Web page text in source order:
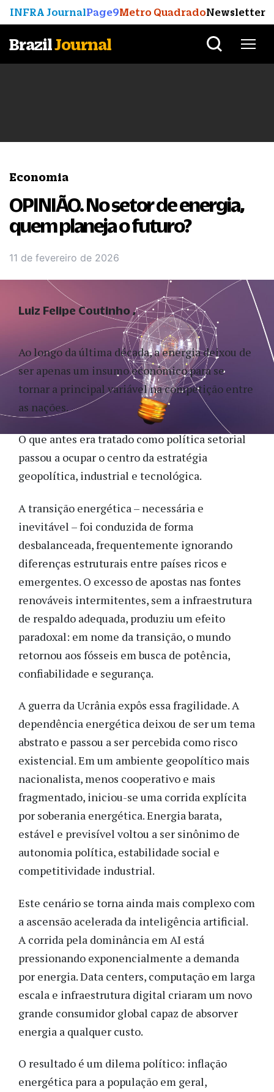
INFRA JournalPage9Metro QuadradoNewsletter
BrazilJournal
Economia
OPINIÃO. No setor de energia,
quem planeja o futuro?
11 de fevereiro de 2026
Ao longo da última década, a energia deixou de
ser apenas um insumo econômico para se
tornar a principal variável na competição entre
as nações.
O que antes era tratado como política setorial
passou a ocupar o centro da estratégia
geopolítica, industrial e tecnológica.
A transição energética – necessária e
inevitável – foi conduzida de forma
desbalanceada, frequentemente ignorando
diferenças estruturais entre países ricos e
emergentes. O excesso de apostas nas fontes
renováveis intermitentes, sem a infraestrutura
de respaldo adequada, produziu um efeito
paradoxal: em nome da transição, o mundo
retornou aos fósseis em busca de potência,
confiabilidade e segurança.
A guerra da Ucrânia expôs essa fragilidade. A
dependência energética deixou de ser um tema
abstrato e passou a ser percebida como risco
existencial. Em um ambiente geopolítico mais
nacionalista, menos cooperativo e mais
fragmentado, iniciou-se uma corrida explícita
por soberania energética. Energia barata,
estável e previsível voltou a ser sinônimo de
autonomia política, estabilidade social e
competitividade industrial.
Este cenário se torna ainda mais complexo com
a ascensão acelerada da inteligência artificial.
A corrida pela dominância em AI está
pressionando exponencialmente a demanda
por energia. Data centers, computação em larga
escala e infraestrutura digital criaram um novo
grande consumidor global capaz de absorver
energia a qualquer custo.
O resultado é um dilema político: inflação
energética para a população em geral,
Luiz Felipe Coutinho